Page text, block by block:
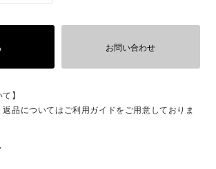
お問い合わせ
】
品についてはご利用ガイドをご用意しておりま